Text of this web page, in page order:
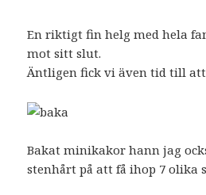
En riktigt fin helg med hela
mot sitt slut.
Äntligen fick vi även tid till att
Bakat minikakor hann jag
stenhårt på att få ihop 7 olika